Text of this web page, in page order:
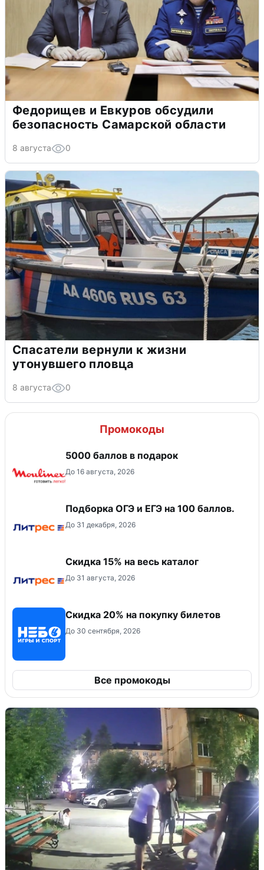
Федорищев и Евкуров обсудили
безопасность Самарской области
8 августа 0
Спасатели вернули к жизни
утонувшего пловца
8 августа 0
Промокоды
5000 баллов в подарок
До 16 августа, 2026
Подборка ОГЭ и ЕГЭ на 100 баллов.
До 31 декабря, 2026
Скидка 15% на весь каталог
До 31 августа, 2026
Скидка 20% на покупку билетов
До 30 сентября, 2026
Все промокоды